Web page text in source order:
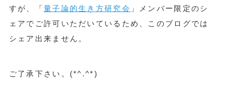
すが、
「量子論的生き方研究会 」
メンバー限定のシ
ェアでご許可いただいているため、このブログでは
シェア出来ません。
ご了承下さい。(*^.^*)